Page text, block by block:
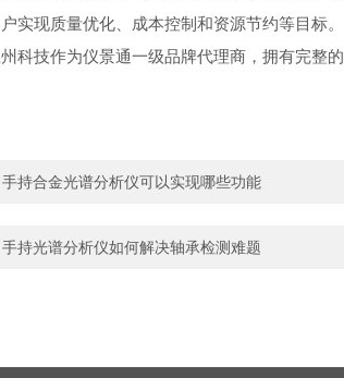
实现质量优化、成本控制和资源节约等目标。
技作为仪景通一级品牌代理商，拥有完整的
手持合金光谱分析仪可以实现哪些功能
手持光谱分析仪如何解决轴承检测难题